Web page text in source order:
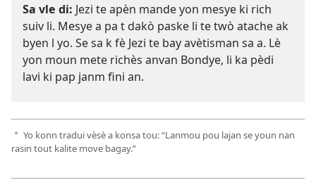
Sa vle di: Jezi te apèn mande yon mesye ki rich
suiv li. Mesye a pa t dakò paske li te twò atache ak
byen l yo. Se sa k fè Jezi te bay avètisman sa a. Lè
yon moun mete richès anvan Bondye, li ka pèdi
lavi ki pap janm fini an.
a Yo konn tradui vèsè a konsa tou: “Lanmou pou lajan se youn nan
rasin tout kalite move bagay.”